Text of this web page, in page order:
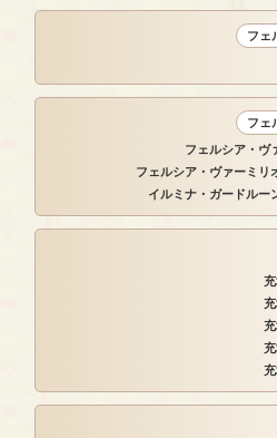
フェ
フェ
フェルシア・ヴ
フェルシア・ヴァーミリ
イルミナ・ガードルー